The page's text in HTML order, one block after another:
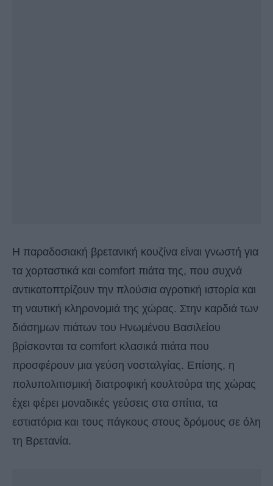
Η παραδοσιακή βρετανική κουζίνα είναι γνωστή για
τα χορταστικά και comfort πιάτα της, που συχνά
αντικατοπτρίζουν την πλούσια αγροτική ιστορία και
τη ναυτική κληρονομιά της χώρας. Στην καρδιά των
διάσημων πιάτων του Ηνωμένου Βασιλείου
βρίσκονται τα comfort κλασικά πιάτα που
προσφέρουν μια γεύση νοσταλγίας. Επίσης, η
πολυπολιτισμική διατροφική κουλτούρα της χώρας
έχει φέρει μοναδικές γεύσεις στα σπίτια, τα
εστιατόρια και τους πάγκους στους δρόμους σε όλη
τη Βρετανία.